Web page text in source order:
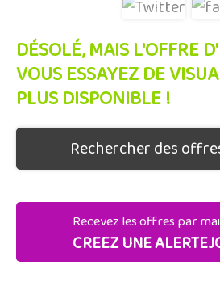
DÉSOLÉ, MAIS L'OFFRE
VOUS ESSAYEZ DE
PLUS DISPONIBLE !
Rechercher des
Recevez les offres par
CREEZ UNE